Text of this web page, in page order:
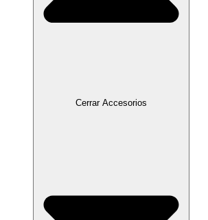
Cerrar Accesorios